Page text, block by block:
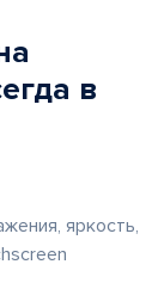
в
яркость,